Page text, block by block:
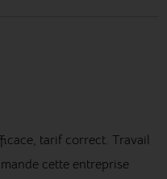
tarif correct. Travail
cette entreprise